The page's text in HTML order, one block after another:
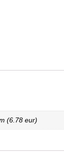
(6.78 eur)